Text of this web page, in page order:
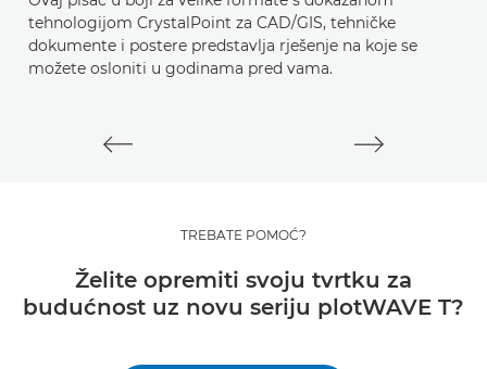
tehnologijom CrystalPoint za CAD/GIS, tehničke
dokumente i postere predstavlja rješenje na koje se
možete osloniti u godinama pred vama.
TREBATE POMOĆ?
Želite opremiti svoju tvrtku za
budućnost uz novu seriju plotWAVE T?